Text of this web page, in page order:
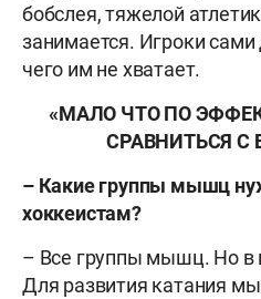
бобслея, тяжелой
занимается. Игроки
чего им не хватает.
«МАЛО ЧТО ПО
СРАВНИТЬСЯ
– Какие группы мышц
хоккеистам?
– Все группы мышц. Но в
Для развития катания